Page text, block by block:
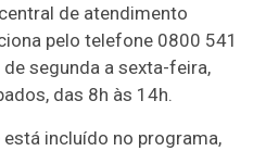
de atendimento
pelo telefone 0800 541
segunda a sexta-feira,
das 8h às 14h.
incluído no programa,